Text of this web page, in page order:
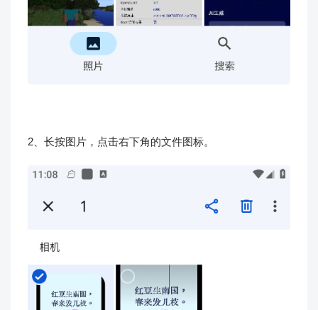
2、长按图片，点击右下角的文件图标。